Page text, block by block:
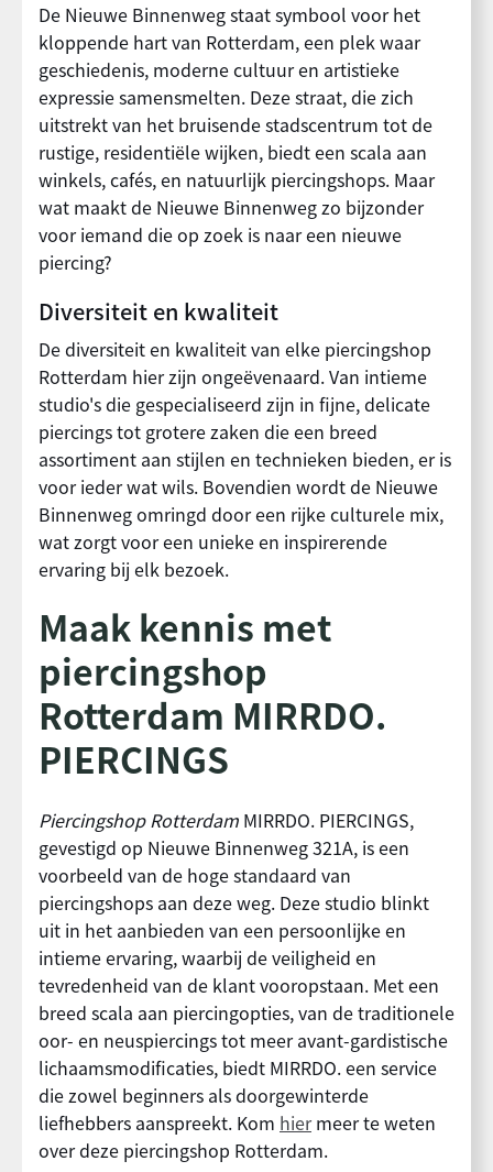
De Nieuwe Binnenweg staat symbool voor het
kloppende hart van Rotterdam, een plek waar
geschiedenis, moderne cultuur en artistieke
expressie samensmelten. Deze straat, die zich
uitstrekt van het bruisende stadscentrum tot de
rustige, residentiële wijken, biedt een scala aan
winkels, cafés, en natuurlijk piercingshops. Maar
wat maakt de Nieuwe Binnenweg zo bijzonder
voor iemand die op zoek is naar een nieuwe
piercing?
Diversiteit en kwaliteit
De diversiteit en kwaliteit van elke piercingshop
Rotterdam hier zijn ongeëvenaard. Van intieme
studio's die gespecialiseerd zijn in fijne, delicate
piercings tot grotere zaken die een breed
assortiment aan stijlen en technieken bieden, er is
voor ieder wat wils. Bovendien wordt de Nieuwe
Binnenweg omringd door een rijke culturele mix,
wat zorgt voor een unieke en inspirerende
ervaring bij elk bezoek.
Maak kennis met
piercingshop
Rotterdam MIRRDO.
PIERCINGS
Piercingshop Rotterdam MIRRDO. PIERCINGS,
gevestigd op Nieuwe Binnenweg 321A, is een
voorbeeld van de hoge standaard van
piercingshops aan deze weg. Deze studio blinkt
uit in het aanbieden van een persoonlijke en
intieme ervaring, waarbij de veiligheid en
tevredenheid van de klant vooropstaan. Met een
breed scala aan piercingopties, van de traditionele
oor- en neuspiercings tot meer avant-gardistische
lichaamsmodificaties, biedt MIRRDO. een service
die zowel beginners als doorgewinterde
liefhebbers aanspreekt. Kom hiermeer te weten
over deze piercingshop Rotterdam.